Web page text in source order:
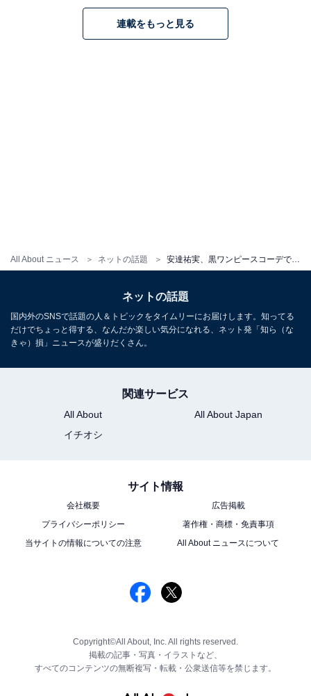
All About ニュース ネットの話題
連載をもっと見る
ネットの話題
国内外のSNSで話題の人＆トピックをタイムリーにお届けします。知ってる
だけでちょっと得する、なんだか楽しい気分になれる、ネット発「知ら（な
きゃ）損」ニュースが盛りだくさん。
関連サービス
All About
All About Japan
イチオシ
サイト情報
会社概要
広告掲載
プライバシーポリシー
著作権・商標・免責事項
当サイトの情報についての注意
All About ニュースについて
Copyright©All About, Inc. All rights reserved.
掲載の記事・写真・イラストなど、
すべてのコンテンツの無断複写・転載・公衆送信等を禁じます。